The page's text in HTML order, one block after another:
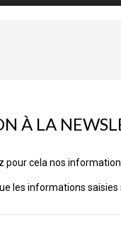
À LA
cela nos
les informations